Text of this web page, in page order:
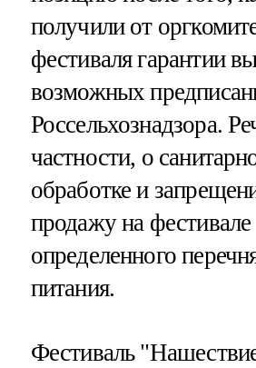
получили от
фестиваля гарантии
возможных
Россельхознадзора.
частности, о
обработке и
продажу на фестивале
определенного
питания.
Фестиваль